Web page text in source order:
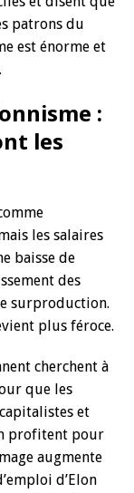
patrons du
est énorme et
:
les
les salaires
baisse de
des
surproduction.
plus féroce.
cherchent à
que les
et
profitent pour
augmente
d’Elon